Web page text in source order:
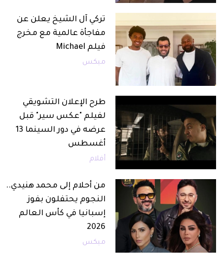
تركي آل الشيخ يعلن عن
مفاجأة عالمية مع مخرج
فيلم Michael
ميكس
طرح الإعلان التشويقي
لفيلم "عكس سير" قبل
عرضه في دور السينما 13
أغسطس
أفلام
من أحلام إلى محمد هنيدي..
النجوم يحتفلون بفوز
إسبانيا في كأس العالم
2026
ميكس